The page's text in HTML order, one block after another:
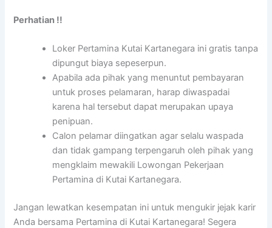
Perhatian !!
Loker Pertamina Kutai Kartanegara ini gratis tanpa
dipungut biaya sepeserpun.
Apabila ada pihak yang menuntut pembayaran
untuk proses pelamaran, harap diwaspadai
karena hal tersebut dapat merupakan upaya
penipuan.
Calon pelamar diingatkan agar selalu waspada
dan tidak gampang terpengaruh oleh pihak yang
mengklaim mewakili Lowongan Pekerjaan
Pertamina di Kutai Kartanegara.
Jangan lewatkan kesempatan ini untuk mengukir jejak karir
Anda bersama Pertamina di Kutai Kartanegara! Segera